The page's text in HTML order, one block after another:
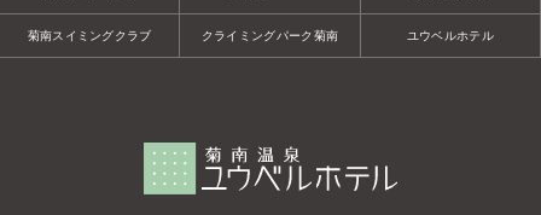
菊南スイミングクラブ クライミングパーク菊南 ユウベルホテル